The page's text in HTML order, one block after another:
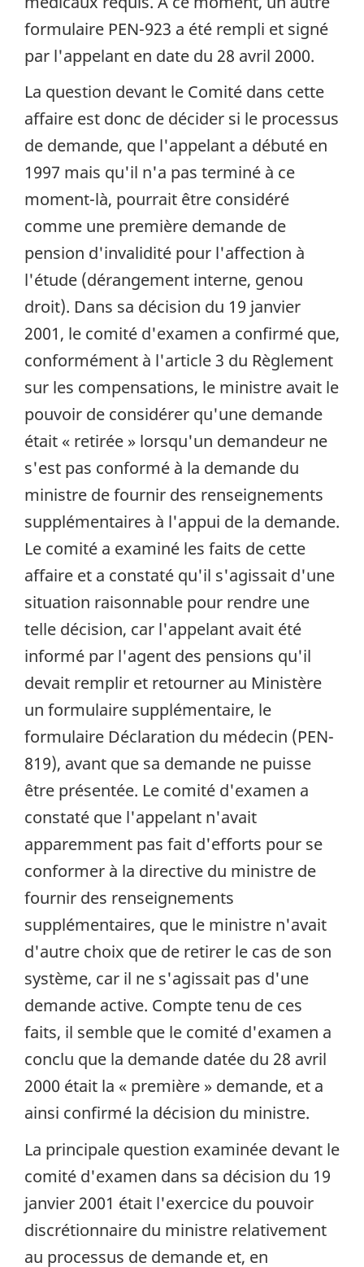
formulaire PEN-923 a été rempli et signé
par l'appelant en date du 28 avril 2000.
La question devant le Comité dans cette
affaire est donc de décider si le processus
de demande, que l'appelant a débuté en
1997 mais qu'il n'a pas terminé à ce
moment-là, pourrait être considéré
comme une première demande de
pension d'invalidité pour l'affection à
l'étude (dérangement interne, genou
droit). Dans sa décision du 19 janvier
2001, le comité d'examen a confirmé que,
conformément à l'article 3 du Règlement
sur les compensations, le ministre avait le
pouvoir de considérer qu'une demande
était « retirée » lorsqu'un demandeur ne
s'est pas conformé à la demande du
ministre de fournir des renseignements
supplémentaires à l'appui de la demande.
Le comité a examiné les faits de cette
affaire et a constaté qu'il s'agissait d'une
situation raisonnable pour rendre une
telle décision, car l'appelant avait été
informé par l'agent des pensions qu'il
devait remplir et retourner au Ministère
un formulaire supplémentaire, le
formulaire Déclaration du médecin (PEN-
819), avant que sa demande ne puisse
être présentée. Le comité d'examen a
constaté que l'appelant n'avait
apparemment pas fait d'efforts pour se
conformer à la directive du ministre de
fournir des renseignements
supplémentaires, que le ministre n'avait
d'autre choix que de retirer le cas de son
système, car il ne s'agissait pas d'une
demande active. Compte tenu de ces
faits, il semble que le comité d'examen a
conclu que la demande datée du 28 avril
2000 était la « première » demande, et a
ainsi confirmé la décision du ministre.
La principale question examinée devant le
comité d'examen dans sa décision du 19
janvier 2001 était l'exercice du pouvoir
discrétionnaire du ministre relativement
au processus de demande et, en